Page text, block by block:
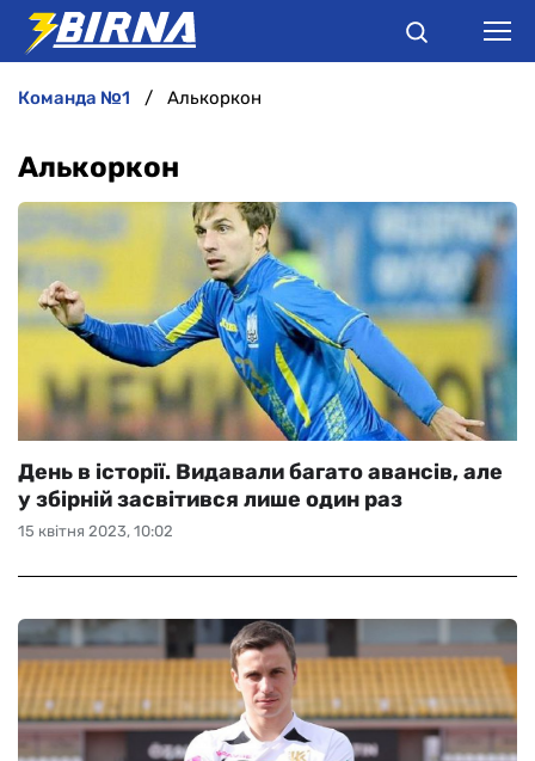
АНАЛІТИКА
ІНТЕРВ'Ю
РІЗНЕ
БУКМЕКЕРИ
команда №1 Алькоркон
Алькоркон
15 квітня 2023, 10:02
День в історії. Видавали багато авансів, але
у збірній засвітився лише один раз